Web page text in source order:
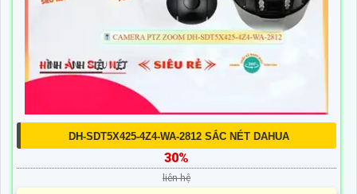
DH-SDT5X425-4Z4-WA-2812 SẮC NÉT DAHUA
30%
liên hệ